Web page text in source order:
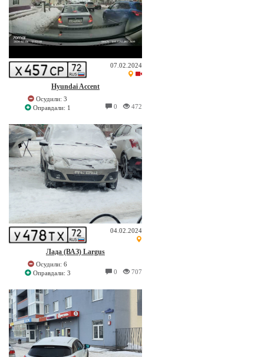
07.02.2024
Hyundai Accent
Осудили: 3
Оправдали: 1
472
0
04.02.2024
Лада (ВАЗ) Largus
Осудили: 6
Оправдали: 3
707
0